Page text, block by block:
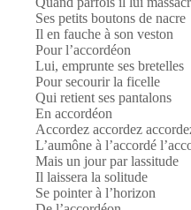
Ses petits boutons de nacre
Il en fauche à son veston
Pour l’accordéon
Lui, emprunte ses bretelles
Pour secourir la ficelle
Qui retient ses pantalons
En accordéon
Accordez accordez
L’aumône à l’accordé
Mais un jour par lassitude
Il laissera la solitude
Se pointer à l’horizon